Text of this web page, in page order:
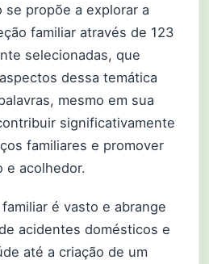
se propõe a explorar a
familiar através de 123
selecionadas, que
dessa temática
mesmo em sua
significativamente
familiares e promover
e acolhedor.
é vasto e abrange
acidentes domésticos e
até a criação de um